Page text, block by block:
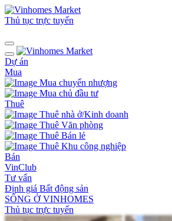
Thủ tục trực tuyến
Dự án
Mua
Mua chuyển nhượng
Mua chủ đầu tư
Thuê
Thuê nhà ở/Kinh doanh
Thuê Văn phòng
Thuê Bán lẻ
Thuê Khu công nghiệp
Bán
VinClub
Tư vấn
Định giá Bất động sản
SỐNG Ở VINHOMES
Thủ tục trực tuyến